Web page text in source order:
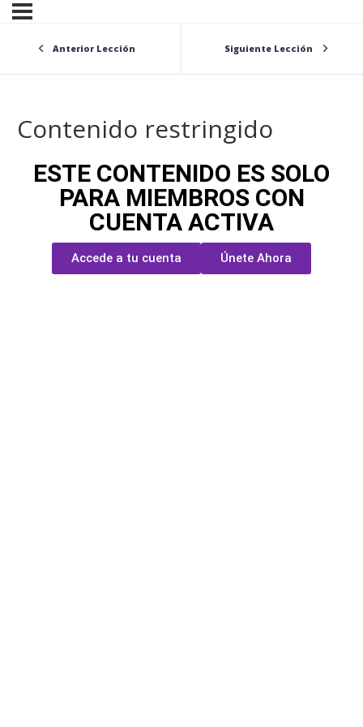
Anterior Lección Siguiente Lección
Contenido restringido
ESTE CONTENIDO ES SOLO
PARA MIEMBROS CON
CUENTA ACTIVA
Accede a tu cuenta Únete Ahora